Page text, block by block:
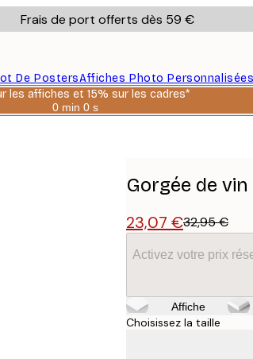
Frais de port offerts dès 59 €
De PostersAffiches Photo
les affiches et 15% sur les cadres*
0 min 0 s
Valable
Gorgée de
23,07 €32,95 €
Activez votre prix
Affiche
Choisissez la taille